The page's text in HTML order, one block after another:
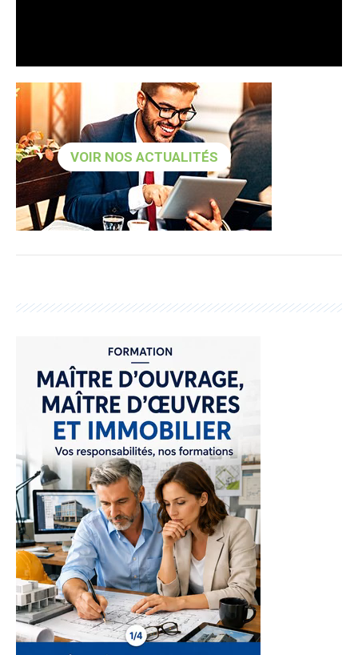
VOIR NOS ACTUALITÉS